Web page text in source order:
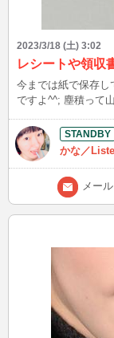
2023/3/18 (土) 3:02
レシートや領収
今までは紙で保存し
ですよ^^; 塵積って山となるのでストレスだったんですが･･･。 USB
書は保存できるかなと思って（＾
できるように、今の
かな／
メール